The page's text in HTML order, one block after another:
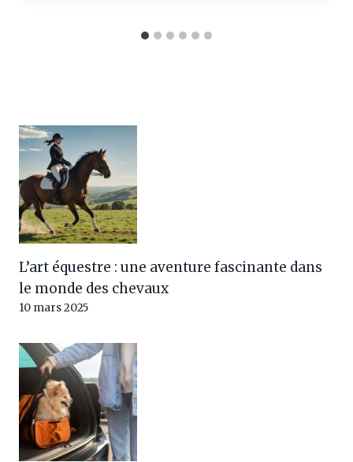
L’art équestre : une aventure fascinante dans
le monde des chevaux
10 mars 2025